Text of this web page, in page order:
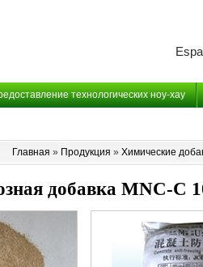
технологических ноу-хау
Главная » Продукция » Химические
добавкаMNC-C